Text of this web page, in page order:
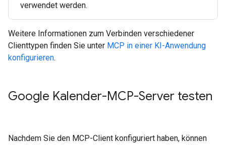
verwendet werden.
Weitere Informationen zum Verbinden verschiedener
Clienttypen finden Sie unter MCP in einer KI-Anwendung
konfigurieren.
Google Kalender-MCP-Server testen
Nachdem Sie den MCP-Client konfiguriert haben, können